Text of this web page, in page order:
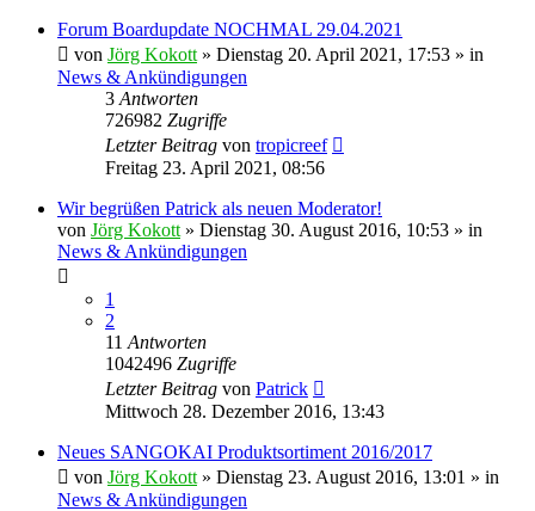
Forum Boardupdate NOCHMAL 29.04.2021
von Jörg Kokott » Dienstag 20. April 2021, 17:53 » in
News & Ankündigungen
3 Antworten
726982 Zugriffe
Letzter Beitrag von tropicreef
Freitag 23. April 2021, 08:56
Wir begrüßen Patrick als neuen Moderator!
von Jörg Kokott » Dienstag 30. August 2016, 10:53 » in
News & Ankündigungen
1
2
11 Antworten
1042496 Zugriffe
Letzter Beitrag von Patrick
Mittwoch 28. Dezember 2016, 13:43
Neues SANGOKAI Produktsortiment 2016/2017
von Jörg Kokott » Dienstag 23. August 2016, 13:01 » in
News & Ankündigungen